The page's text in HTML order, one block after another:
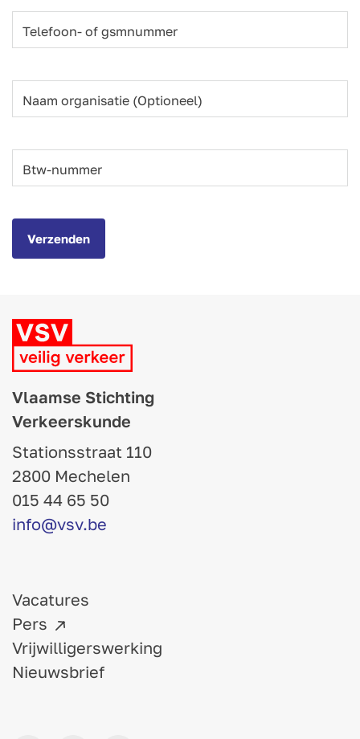
Telefoon- of gsmnummer
Naam organisatie (Optioneel)
Btw-nummer
Verzenden
Vlaamse Stichting
Verkeerskunde
Stationsstraat 110
2800 Mechelen
015 44 65 50
info@vsv.be
Vacatures
Pers
Vrijwilligerswerking
Nieuwsbrief